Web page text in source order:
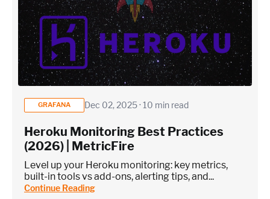
GRAFANA Dec 02, 2025 · 10 min read
Heroku Monitoring Best Practices
(2026) | MetricFire
Level up your Heroku monitoring: key metrics,
built-in tools vs add-ons, alerting tips, and...
Continue Reading